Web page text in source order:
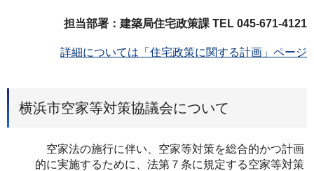
担当部署：建築局住宅政策課 TEL 045-671-4121
詳細については「住宅政策に関する計画」ページ
横浜市空家等対策協議会について
空家法の施行に伴い、空家等対策を総合的かつ計画
的に実施するために、法第７条に規定する空家等対策